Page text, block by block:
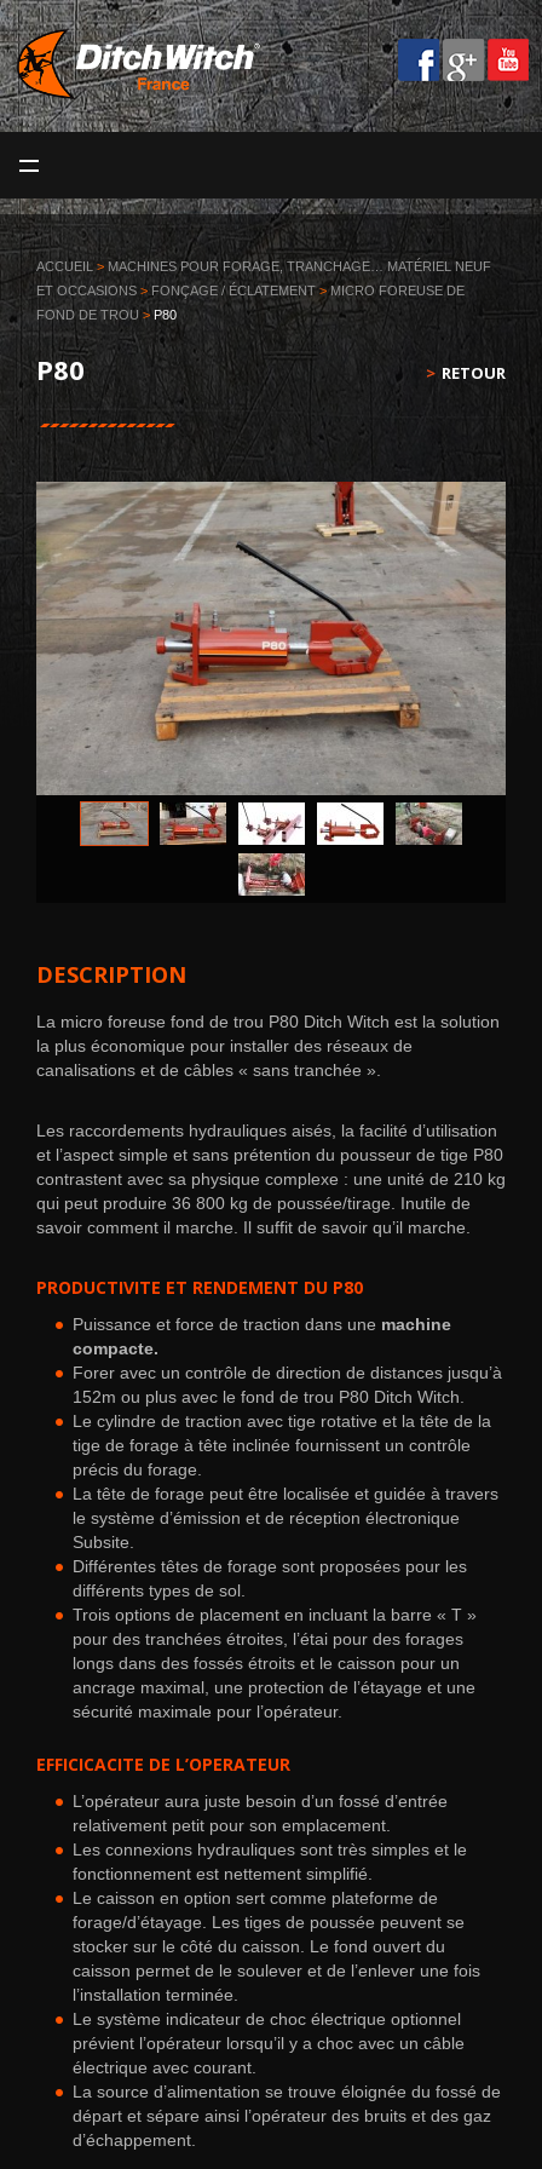
ACCUEIL
LA SOCIÉTÉ
MACHINES
SERVICES
VOS MÉTIERS
BLOG
CONTACT
ACCUEIL > MACHINES POUR FORAGE, TRANCHAGE… MATÉRIEL NEUF
ET OCCASIONS > FONÇAGE / ÉCLATEMENT>MICRO FOREUSE DE
FOND DE TROU >P80
P80
DESCRIPTION
La micro foreuse fond de trou P80 Ditch Witch est la solution
la plus économique pour installer des réseaux de
canalisations et de câbles « sans tranchée ».
Les raccordements hydrauliques aisés, la facilité d’utilisation
et l’aspect simple et sans prétention du pousseur de tige P80
contrastent avec sa physique complexe : une unité de 210 kg
qui peut produire 36 800 kg de poussée/tirage. Inutile de
savoir comment il marche. Il suffit de savoir qu’il marche.
PRODUCTIVITE ET RENDEMENT DU P80
Puissance et force de traction dans une machine
compacte.
Forer avec un contrôle de direction de distances jusqu’à
152m ou plus avec le fond de trou P80 Ditch Witch.
Le cylindre de traction avec tige rotative et la tête de la
tige de forage à tête inclinée fournissent un contrôle
précis du forage.
La tête de forage peut être localisée et guidée à travers
le système d’émission et de réception électronique
Subsite.
Différentes têtes de forage sont proposées pour les
différents types de sol.
Trois options de placement en incluant la barre « T »
pour des tranchées étroites, l’étai pour des forages
longs dans des fossés étroits et le caisson pour un
ancrage maximal, une protection de l’étayage et une
sécurité maximale pour l’opérateur.
EFFICICACITE DE L’OPERATEUR
L’opérateur aura juste besoin d’un fossé d’entrée
relativement petit pour son emplacement.
Les connexions hydrauliques sont très simples et le
fonctionnement est nettement simplifié.
Le caisson en option sert comme plateforme de
forage/d’étayage. Les tiges de poussée peuvent se
stocker sur le côté du caisson. Le fond ouvert du
caisson permet de le soulever et de l’enlever une fois
l’installation terminée.
Le système indicateur de choc électrique optionnel
prévient l’opérateur lorsqu’il y a choc avec un câble
électrique avec courant.
La source d’alimentation se trouve éloignée du fossé de
départ et sépare ainsi l’opérateur des bruits et des gaz
d’échappement.
RETOUR